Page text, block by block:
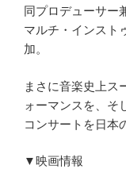
同プロデューサー
マルチ・インスト
加。
まさに音楽史上ス
ォーマンスを、そ
コンサートを日本
▼映画情報